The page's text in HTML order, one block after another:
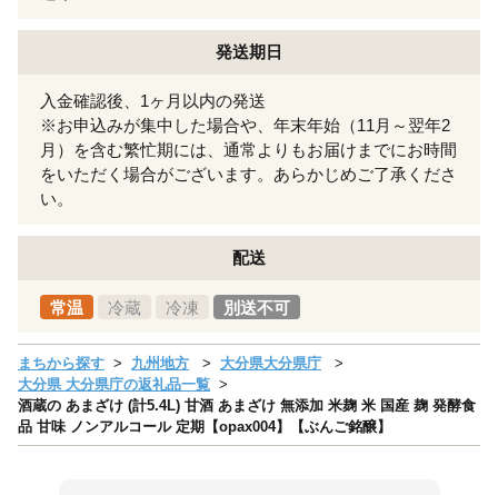
発送期日
入金確認後、1ヶ月以内の発送
※お申込みが集中した場合や、年末年始（11月～翌年2
月）を含む繁忙期には、通常よりもお届けまでにお時間
をいただく場合がございます。あらかじめご了承くださ
い。
配送
常温 冷蔵 冷凍 別送不可
まちから探す 九州地方
大分県大分県庁
大分県 大分県庁の返礼品一覧
酒蔵の あまざけ (計5.4L) 甘酒 あまざけ 無添加 米麹 米 国産 麹 発酵食
品 甘味 ノンアルコール 定期【opax004】【ぶんご銘醸】